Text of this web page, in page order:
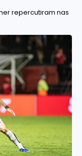
repercutiram nas